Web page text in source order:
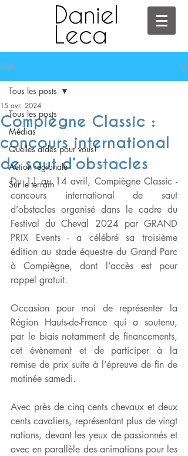
Daniel
Leca
Post
Tous les posts
Médias
Quelles aides pour vous!
Action régionale
Sur le terrain
Tous les posts
Compiègne Classic :
concours international
de saut d’obstacles
15 avr. 2024
Du 11 au 14 avril, Compiègne Classic -
concours international de saut
d’obstacles organisé dans le cadre du
Festival du Cheval 2024 par GRAND
PRIX Events - a célébré sa troisième
édition au stade équestre du Grand Parc
à Compiègne, dont l’accès est pour
rappel gratuit.
Occasion pour moi de représenter la
Région Hauts-de-France qui a soutenu,
par le biais notamment de financements,
cet évènement et de participer à la
remise de prix suite à l’épreuve de fin de
matinée samedi.
Avec près de cinq cents chevaux et deux
cents cavaliers, représentant plus de vingt
nations, devant les yeux de passionnés et
avec en parallèle des animations pour les